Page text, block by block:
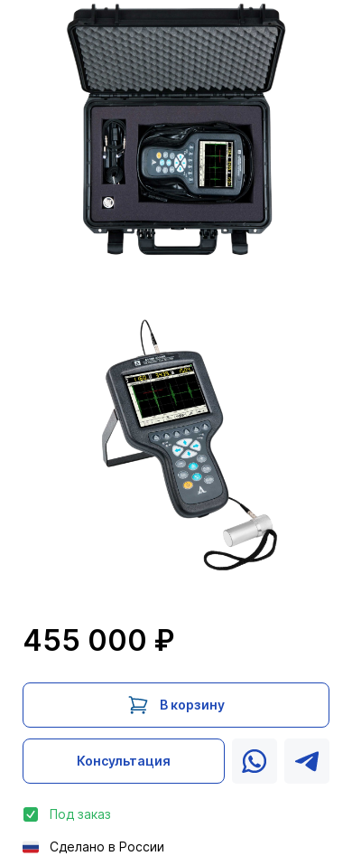
455 000 ₽
В корзину
Консультация
Под заказ
Сделано в России